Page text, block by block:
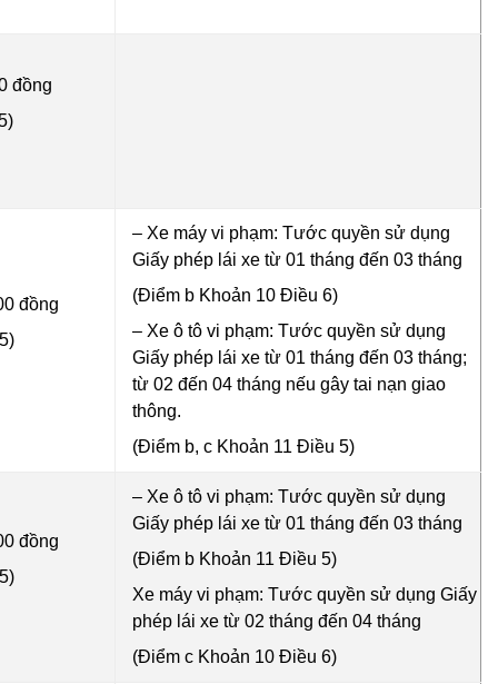
đồng
đồng
– Xe máy vi phạm: Tước quyền sử dụng
Giấy phép lái xe từ 01 tháng đến 03 tháng
(Điểm b Khoản 10 Điều 6)
– Xe ô tô vi phạm: Tước quyền sử dụng
Giấy phép lái xe từ 01 tháng đến 03 tháng;
từ 02 đến 04 tháng nếu gây tai nạn giao
thông.
(Điểm b, c Khoản 11 Điều 5)
đồng
– Xe ô tô vi phạm: Tước quyền sử dụng
Giấy phép lái xe từ 01 tháng đến 03 tháng
(Điểm b Khoản 11 Điều 5)
Xe máy vi phạm: Tước quyền sử dụng Giấy
phép lái xe từ 02 tháng đến 04 tháng
(Điểm c Khoản 10 Điều 6)